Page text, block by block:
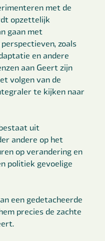
met de
opzettelijk
gaan met
zoals
en andere
aan Geert zijn
volgen van de
te kijken naar
uit
andere op het
op verandering en
politiek gevoelige
een gedetacheerde
precies de zachte